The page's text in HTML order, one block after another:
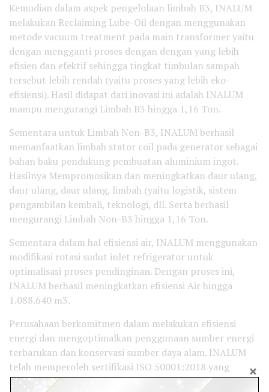
Kemudian dalam aspek pengelolaan limbah B3, INALUM
melakukan Reclaiming Lube-Oil dengan menggunakan
metode vacuum treatment pada main transformer yaitu
dengan mengganti proses dengan dengan yang lebih
efisien dan efektif sehingga tingkat timbulan sampah
tersebut lebih rendah (yaitu proses yang lebih eko-
efisiensi). Hasil didapat dari inovasi ini adalah INALUM
mampu mengurangi Limbah B3 hingga 1,16 Ton.
Sementara untuk Limbah Non-B3, INALUM berhasil
memanfaatkan limbah stator coil pada generator sebagai
bahan baku pendukung pembuatan aluminium ingot.
Hasilnya Mempromosikan dan meningkatkan daur ulang,
daur ulang, daur ulang, limbah (yaitu logistik, sistem
pengambilan kembali, teknologi, dll. Serta berhasil
mengurangi Limbah Non-B3 hingga 1,16 Ton.
Sementara dalam hal efisiensi air, INALUM menggunakan
modifikasi rotasi sudut inlet refrigerator untuk
optimalisasi proses pendinginan. Dengan proses ini,
INALUM berhasil meningkatkan efisiensi Air hingga
1.088.640 m3.
Perusahaan berkomitmen dalam melakukan efisiensi
energi dan mengoptimalkan penggunaan sumber energi
terbarukan dan konservasi sumber daya alam. INALUM
telah memperoleh sertifikasi ISO 50001:2018 yang
memenuhi persyaratan standar internasional Sistem